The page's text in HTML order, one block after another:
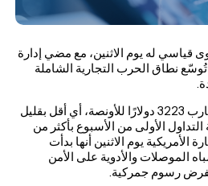
له يوم الاثنين، مع مضي إدارة
نطاق الحرب التجارية الشاملة
ارتفع سعر السبائك إلى ما يقارب 3223 دولارًا للأونصة، أي أقل بقليل
الأولى من الأسبوع بأكثر من
الأمريكية يوم الاثنين أنها بدأت
الموصلات والأدوية على الأمن
لفرض رسوم جمركية.